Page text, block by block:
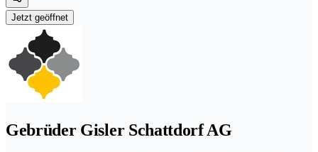
Jetzt geöffnet
Gebrüder Gisler Schattdorf AG